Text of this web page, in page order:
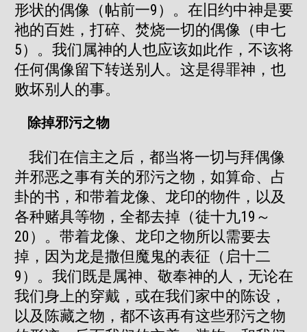
形状的偶像（帖前一9）。在旧约中神是要
祂的百姓，打碎、焚烧一切的偶像（申七
5）。我们属神的人也应该如此作，不该将
任何偶像留下转送别人。这是得罪神，也
败坏别人的事。
除掉邪污之物
我们在信主之后，都当将一切与拜偶像
并邪恶之事有关的邪污之物，如算命、占
卦的书，和带着龙像、龙印的物件，以及
各种赌具等物，全都去掉（徒十九19～
20）。带着龙像、龙印之物所以需要去
掉，因为龙是撒但魔鬼的表征（启十二
9）。我们既是属神、敬奉神的人，无论在
我们身上的穿戴，或在我们家中的陈设，
以及陈藏之物，都不该再有这些邪污之物